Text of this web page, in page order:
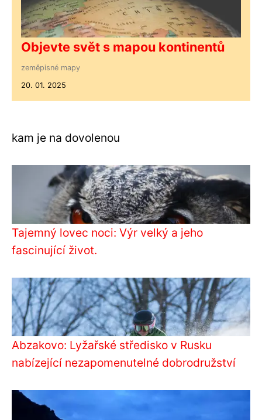
Objevte svět s mapou kontinentů
zeměpisné mapy
20. 01. 2025
kam je na dovolenou
Tajemný lovec noci: Výr velký a jeho
fascinující život.
Abzakovo: Lyžařské středisko v Rusku
nabízející nezapomenutelné dobrodružství